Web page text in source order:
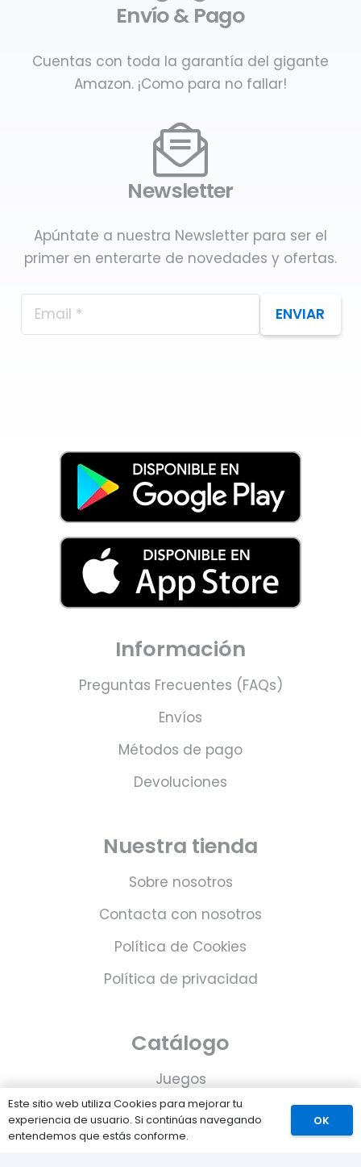
Envío & Pago
Cuentas con toda la garantía del gigante
Amazon. ¡Como para no fallar!
Newsletter
Apúntate a nuestra Newsletter para ser el
primer en enterarte de novedades y ofertas.
ENVIAR
Información
Preguntas Frecuentes (FAQs)
Envíos
Métodos de pago
Devoluciones
Nuestra tienda
Sobre nosotros
Contacta con nosotros
Política de Cookies
Política de privacidad
Catálogo
Juegos
Consolas
Accesorios para tu PS5
Este sitio web utiliza Cookies para mejorar tu
experiencia de usuario. Si continúas navegando
entendemos que estás conforme.
OK